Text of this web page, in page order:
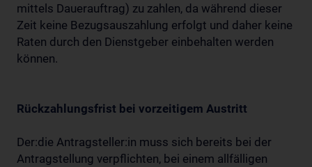
mittels Dauerauftrag) zu zahlen, da während dieser
Zeit keine Bezugsauszahlung erfolgt und daher keine
Raten durch den Dienstgeber einbehalten werden
können.
Rückzahlungsfrist bei vorzeitigem Austritt
Der:die Antragsteller:in muss sich bereits bei der
Antragstellung verpflichten, bei einem allfälligen